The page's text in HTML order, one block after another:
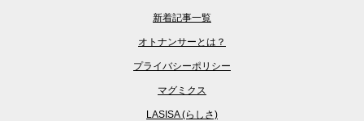
新着記事一覧
オトナンサーとは？
プライバシーポリシー
マグミクス
LASISA (らしさ)